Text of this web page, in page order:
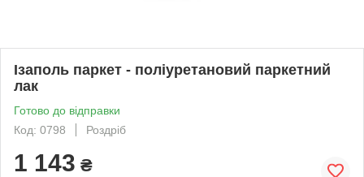
Ізаполь паркет - поліуретановий паркетний
лак
Готово до відправки
Код: 0798
Роздріб
1 143 ₴